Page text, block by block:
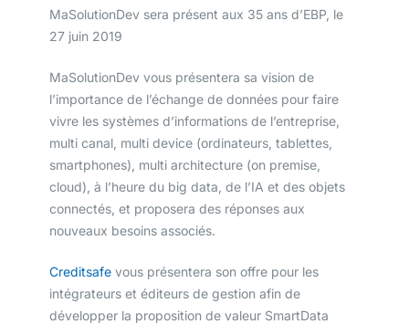
MaSolutionDev sera présent aux 35 ans d’EBP, le
27 juin 2019
MaSolutionDev vous présentera sa vision de
l’importance de l’échange de données pour faire
vivre les systèmes d’informations de l’entreprise,
multi canal, multi device (ordinateurs, tablettes,
smartphones), multi architecture (on premise,
cloud), à l’heure du big data, de l’IA et des objets
connectés, et proposera des réponses aux
nouveaux besoins associés.
Creditsafe vous présentera son offre pour les
intégrateurs et éditeurs de gestion afin de
développer la proposition de valeur SmartData